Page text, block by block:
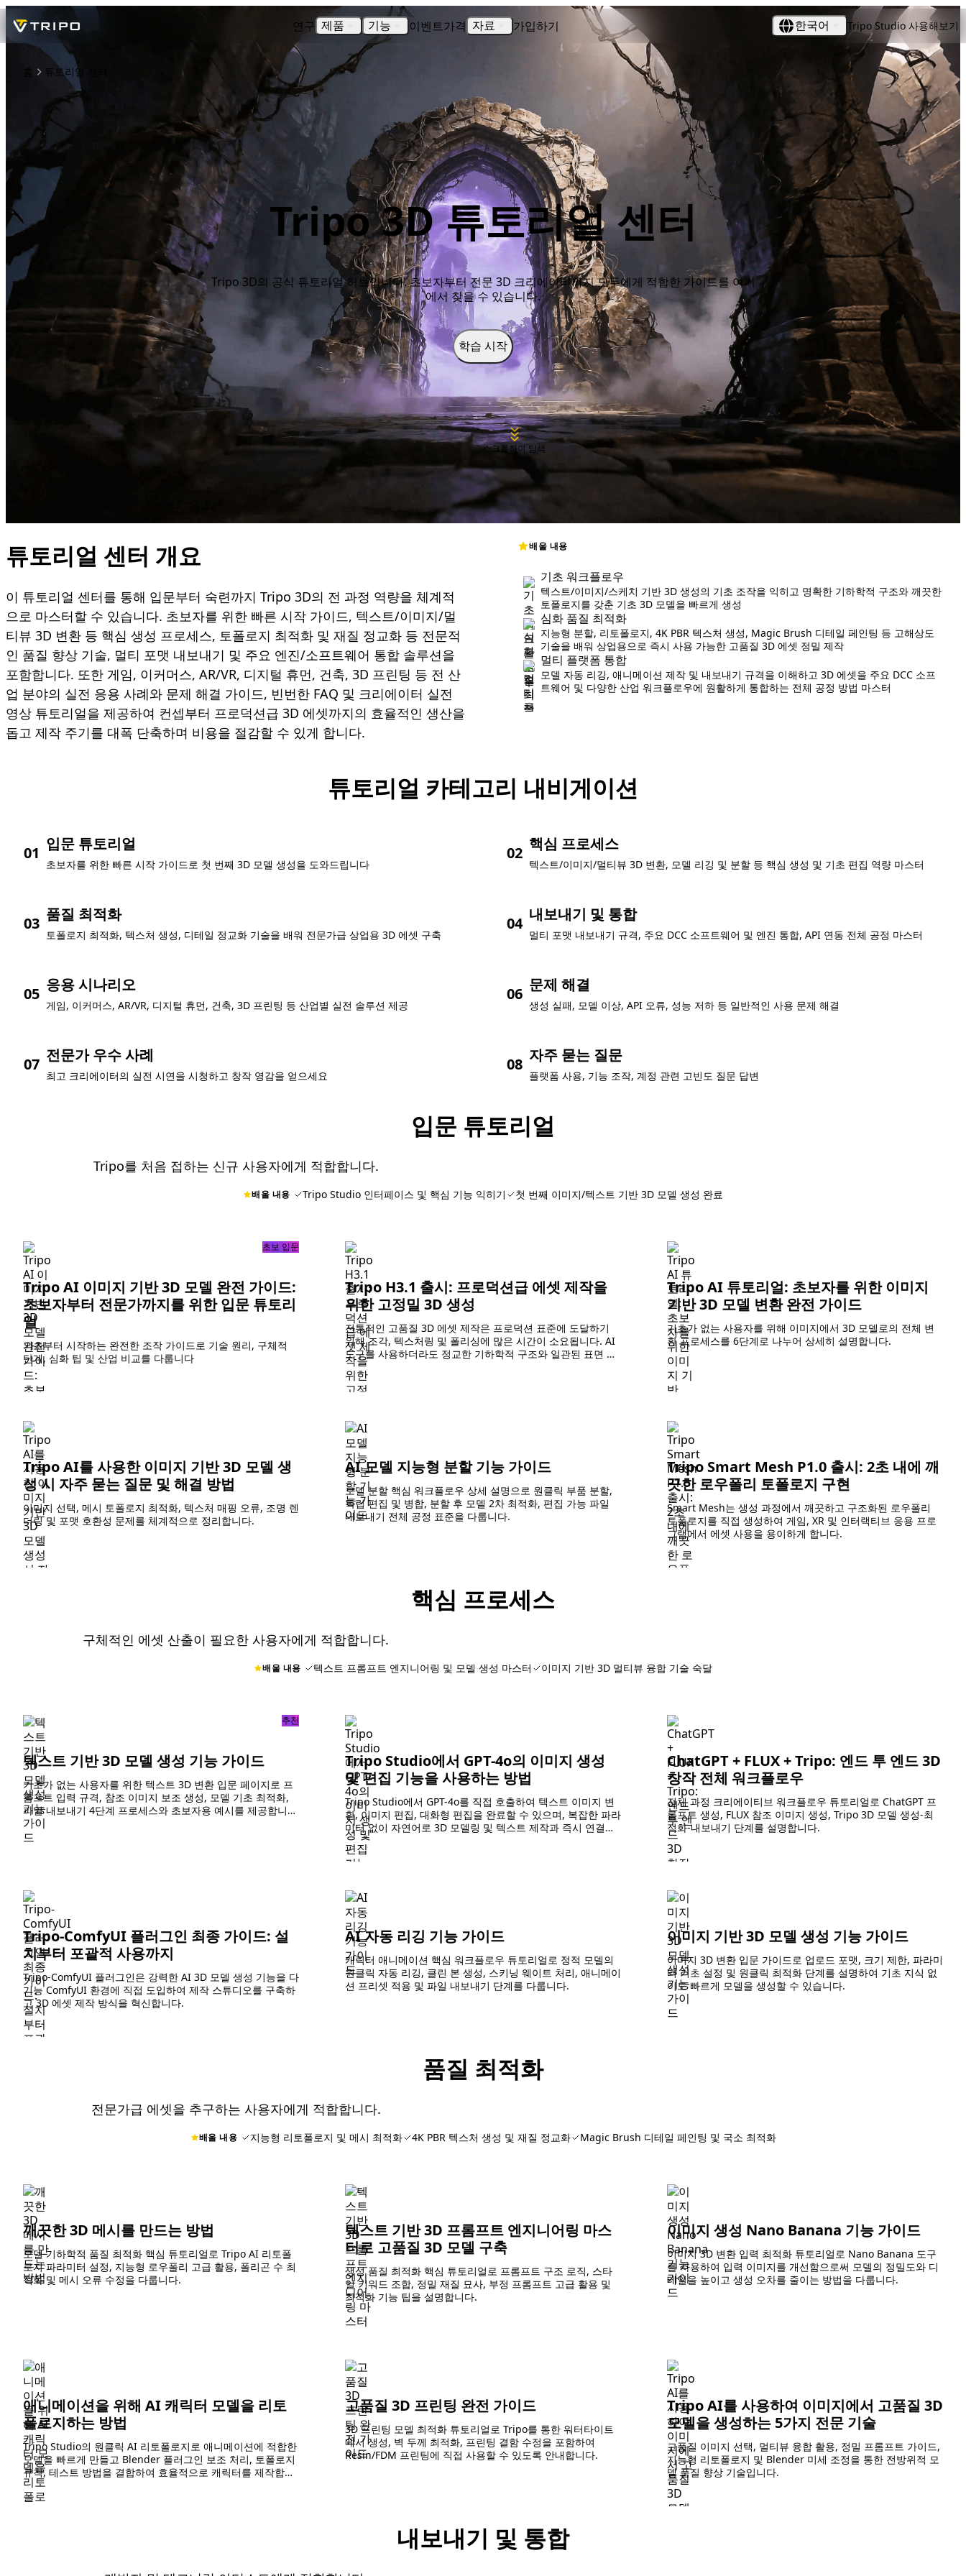
연구 제품 기능 이벤트가격 자료 가입하기 한국어 Tripo Studio 사용해보기
홈 튜토리얼 센터
Tripo 3D 튜토리얼 센터
Tripo 3D의 공식 튜토리얼 허브입니다. 초보자부터 전문 3D 크리에이터까지 모두에게 적합한 가이드를 여기
에서 찾을 수 있습니다.
학습 시작
스크롤하여 탐색
튜토리얼 센터 개요
이 튜토리얼 센터를 통해 입문부터 숙련까지 Tripo 3D의 전 과정 역량을 체계적
으로 마스터할 수 있습니다. 초보자를 위한 빠른 시작 가이드, 텍스트/이미지/멀
티뷰 3D 변환 등 핵심 생성 프로세스, 토폴로지 최적화 및 재질 정교화 등 전문적
인 품질 향상 기술, 멀티 포맷 내보내기 및 주요 엔진/소프트웨어 통합 솔루션을
포함합니다. 또한 게임, 이커머스, AR/VR, 디지털 휴먼, 건축, 3D 프린팅 등 전 산
업 분야의 실전 응용 사례와 문제 해결 가이드, 빈번한 FAQ 및 크리에이터 실전
영상 튜토리얼을 제공하여 컨셉부터 프로덕션급 3D 에셋까지의 효율적인 생산을
돕고 제작 주기를 대폭 단축하며 비용을 절감할 수 있게 합니다.
배울 내용
기초 워크플로우
텍스트/이미지/스케치 기반 3D 생성의 기초 조작을 익히고 명확한 기하학적 구조와 깨끗한
토폴로지를 갖춘 기초 3D 모델을 빠르게 생성
심화 품질 최적화
지능형 분할, 리토폴로지, 4K PBR 텍스처 생성, Magic Brush 디테일 페인팅 등 고해상도
기술을 배워 상업용으로 즉시 사용 가능한 고품질 3D 에셋 정밀 제작
멀티 플랫폼 통합
모델 자동 리깅, 애니메이션 제작 및 내보내기 규격을 이해하고 3D 에셋을 주요 DCC 소프
트웨어 및 다양한 산업 워크플로우에 원활하게 통합하는 전체 공정 방법 마스터
튜토리얼 카테고리 내비게이션
01 입문 튜토리얼
초보자를 위한 빠른 시작 가이드로 첫 번째 3D 모델 생성을 도와드립니다
02 핵심 프로세스
텍스트/이미지/멀티뷰 3D 변환, 모델 리깅 및 분할 등 핵심 생성 및 기초 편집 역량 마스터
03 품질 최적화
토폴로지 최적화, 텍스처 생성, 디테일 정교화 기술을 배워 전문가급 상업용 3D 에셋 구축
04 내보내기 및 통합
멀티 포맷 내보내기 규격, 주요 DCC 소프트웨어 및 엔진 통합, API 연동 전체 공정 마스터
05 응용 시나리오
게임, 이커머스, AR/VR, 디지털 휴먼, 건축, 3D 프린팅 등 산업별 실전 솔루션 제공
06 문제 해결
생성 실패, 모델 이상, API 오류, 성능 저하 등 일반적인 사용 문제 해결
07 전문가 우수 사례
최고 크리에이터의 실전 시연을 시청하고 창작 영감을 얻으세요
08 자주 묻는 질문
플랫폼 사용, 기능 조작, 계정 관련 고빈도 질문 답변
입문 튜토리얼
Tripo를 처음 접하는 신규 사용자에게 적합합니다.
배울 내용 Tripo Studio 인터페이스 및 핵심 기능 익히기 첫 번째 이미지/텍스트 기반 3D 모델 생성 완료
초보 입문
Tripo AI 이미지 기반 3D 모델 완전 가이드:
초보자부터 전문가까지를 위한 입문 튜토리
얼
기초부터 시작하는 완전한 조작 가이드로 기술 원리, 구체적
단계, 심화 팁 및 산업 비교를 다룹니다
Tripo H3.1 출시: 프로덕션급 에셋 제작을
위한 고정밀 3D 생성
전통적인 고품질 3D 에셋 제작은 프로덕션 표준에 도달하기
위해 조각, 텍스처링 및 폴리싱에 많은 시간이 소요됩니다. AI
도구를 사용하더라도 정교한 기하학적 구조와 일관된 표면 품
질을 동시에 확보하기 어려웠습니다. Tripo가 출시한 최신 고
정밀 3D 생성 모델 H3.1은 시각적 품질을 희생하지 않으면서
게임 주인공 에셋, 마케팅 키 비주얼, 고해상도 렌더링 및 3D
생성할 수 있도록 돕습니다.
Tripo AI 튜토리얼: 초보자를 위한 이미지
기반 3D 모델 변환 완전 가이드
기초가 없는 사용자를 위해 이미지에서 3D 모델로의 전체 변
환 프로세스를 6단계로 나누어 상세히 설명합니다.
Tripo AI를 사용한 이미지 기반 3D 모델 생
성 시 자주 묻는 질문 및 해결 방법
이미지 선택, 메시 토폴로지 최적화, 텍스처 매핑 오류, 조명 렌
더링 및 포맷 호환성 문제를 체계적으로 정리합니다.
AI 모델 지능형 분할 기능 가이드
모델 분할 핵심 워크플로우 상세 설명으로 원클릭 부품 분할,
독립 편집 및 병합, 분할 후 모델 2차 최적화, 편집 가능 파일
내보내기 전체 공정 표준을 다룹니다.
Tripo Smart Mesh P1.0 출시: 2초 내에 깨
끗한 로우폴리 토폴로지 구현
Smart Mesh는 생성 과정에서 깨끗하고 구조화된 로우폴리
토폴로지를 직접 생성하여 게임, XR 및 인터랙티브 응용 프로
그램에서 에셋 사용을 용이하게 합니다.
핵심 프로세스
구체적인 에셋 산출이 필요한 사용자에게 적합합니다.
배울 내용 텍스트 프롬프트 엔지니어링 및 모델 생성 마스터 이미지 기반 3D 멀티뷰 융합 기술 숙달
추천
텍스트 기반 3D 모델 생성 기능 가이드
기초가 없는 사용자를 위한 텍스트 3D 변환 입문 페이지로 프
롬프트 입력 규격, 참조 이미지 보조 생성, 모델 기초 최적화,
파일 내보내기 4단계 프로세스와 초보자용 예시를 제공합니
다.
Tripo Studio에서 GPT-4o의 이미지 생성
및 편집 기능을 사용하는 방법
Tripo Studio에서 GPT-4o를 직접 호출하여 텍스트 이미지 변
환, 이미지 편집, 대화형 편집을 완료할 수 있으며, 복잡한 파라
미터 없이 자연어로 3D 모델링 및 텍스트 제작과 즉시 연결됩
니다.
ChatGPT + FLUX + Tripo: 엔드 투 엔드 3D
창작 전체 워크플로우
전체 과정 크리에이티브 워크플로우 튜토리얼로 ChatGPT 프
롬프트 생성, FLUX 참조 이미지 생성, Tripo 3D 모델 생성-최
적화-내보내기 단계를 설명합니다.
Tripo-ComfyUI 플러그인 최종 가이드: 설
치부터 포괄적 사용까지
Tripo-ComfyUI 플러그인은 강력한 AI 3D 모델 생성 기능을 다
기능 ComfyUI 환경에 직접 도입하여 제작 스튜디오를 구축하
고 3D 에셋 제작 방식을 혁신합니다.
AI 자동 리깅 기능 가이드
캐릭터 애니메이션 핵심 워크플로우 튜토리얼로 정적 모델의
원클릭 자동 리깅, 클린 본 생성, 스키닝 웨이트 처리, 애니메이
션 프리셋 적용 및 파일 내보내기 단계를 다룹니다.
이미지 기반 3D 모델 생성 기능 가이드
이미지 3D 변환 입문 가이드로 업로드 포맷, 크기 제한, 파라미
터 기초 설정 및 원클릭 최적화 단계를 설명하여 기초 지식 없
이도 빠르게 모델을 생성할 수 있습니다.
품질 최적화
전문가급 에셋을 추구하는 사용자에게 적합합니다.
배울 내용 지능형 리토폴로지 및 메시 최적화 4K PBR 텍스처 생성 및 재질 정교화 Magic Brush 디테일 페인팅 및 국소 최적화
깨끗한 3D 메시를 만드는 방법
모델 기하학적 품질 최적화 핵심 튜토리얼로 Tripo AI 리토폴
로지 파라미터 설정, 지능형 로우폴리 고급 활용, 폴리곤 수 최
적화 및 메시 오류 수정을 다룹니다.
텍스트 기반 3D 프롬프트 엔지니어링 마스
터로 고품질 3D 모델 구축
생성 품질 최적화 핵심 튜토리얼로 프롬프트 구조 로직, 스타
일 키워드 조합, 정밀 재질 묘사, 부정 프롬프트 고급 활용 및
최적화 기능 팁을 설명합니다.
이미지 생성 Nano Banana 기능 가이드
이미지 3D 변환 입력 최적화 튜토리얼로 Nano Banana 도구
를 사용하여 입력 이미지를 개선함으로써 모델의 정밀도와 디
테일을 높이고 생성 오차를 줄이는 방법을 다룹니다.
애니메이션을 위해 AI 캐릭터 모델을 리토
폴로지하는 방법
Tripo Studio의 원클릭 AI 리토폴로지로 애니메이션에 적합한
모델을 빠르게 만들고 Blender 플러그인 보조 처리, 토폴로지
규칙, 테스트 방법을 결합하여 효율적으로 캐릭터를 제작합니
다.
고품질 3D 프린팅 완전 가이드
3D 프린팅 모델 최적화 튜토리얼로 Tripo를 통한 워터타이트
메시 생성, 벽 두께 최적화, 프린팅 결함 수정을 포함하여
Resin/FDM 프린팅에 직접 사용할 수 있도록 안내합니다.
Tripo AI를 사용하여 이미지에서 고품질 3D
모델을 생성하는 5가지 전문 기술
고품질 이미지 선택, 멀티뷰 융합 활용, 정밀 프롬프트 가이드,
지능형 리토폴로지 및 Blender 미세 조정을 통한 전방위적 모
델 품질 향상 기술입니다.
내보내기 및 통합